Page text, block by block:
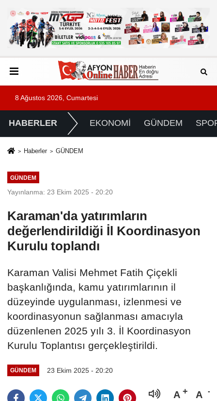
8 Ağustos 2026, Cumartesi
HABERLER EKONOMİ GÜNDEM
Haberler GÜNDEM
GÜNDEM
Yayınlanma: 23 Ekim 2025 - 20:20
Karaman'da yatırımların
değerlendirildiği İl Koordinasyon
Kurulu toplandı
Karaman Valisi Mehmet Fatih Çiçekli
başkanlığında, kamu yatırımlarının il
düzeyinde uygulanması, izlenmesi ve
koordinasyonun sağlanması amacıyla
düzenlenen 2025 yılı 3. İl Koordinasyon
Kurulu Toplantısı gerçekleştirildi.
GÜNDEM 23 Ekim 2025 - 20:20
A A